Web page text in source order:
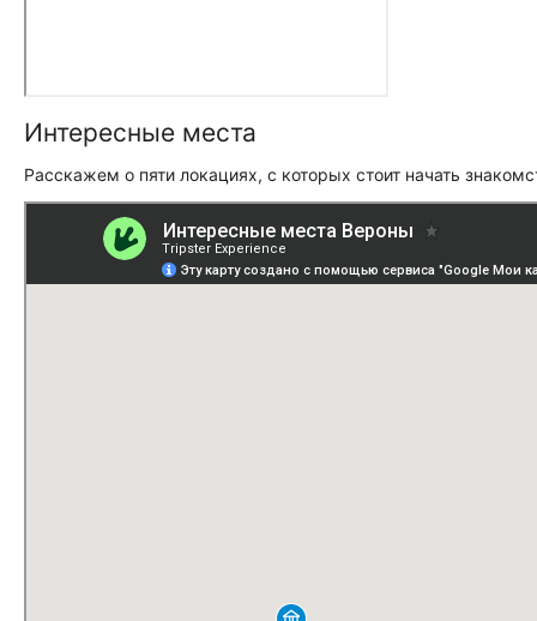
Интересные места
Расскажем о пяти локациях, с которых стоит начать